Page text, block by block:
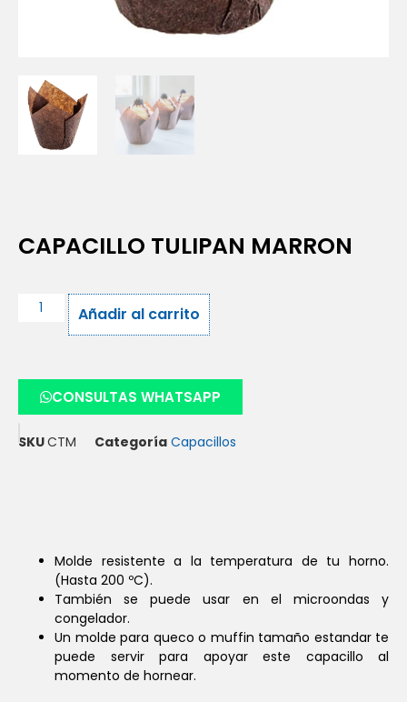
CAPACILLO TULIPAN MARRON
Añadir al carrito
CONSULTAS WHATSAPP
SKUCTM Categoría Capacillos
Molde resistente a la temperatura de tu horno.
(Hasta 200 ºC).
También se puede usar en el microondas y
congelador.
Un molde para queco o muffin tamaño estandar te
puede servir para apoyar este capacillo al
momento de hornear.